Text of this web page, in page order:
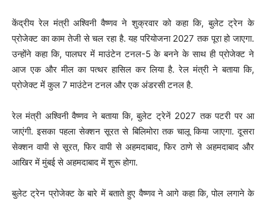
केंद्रीय रेल मंत्री अश्विनी वैष्णव ने शुक्रवार को कहा कि, बुलेट ट्रेन के
प्रोजेक्ट का काम तेजी से चल रहा है. यह परियोजना 2027 तक पूरा हो जाएगा.
उन्होंने कहा कि, पालघर में माउंटेन टनल-5 के बनने के साथ ही प्रोजेक्ट ने
आज एक और मील का पत्थर हासिल कर लिया है. रेल मंत्री ने बताया कि,
प्रोजेक्ट में कुल 7 माउंटेन टनल और एक अंडरसी टनल है.
रेल मंत्री अश्विनी वैष्णव ने बताया कि, बुलेट ट्रेनें 2027 तक पटरी पर आ
जाएंगी. इसका पहला सेक्शन सूरत से बिलिमोरा तक चालू किया जाएगा. दूसरा
सेक्शन वापी से सूरत, फिर वापी से अहमदाबाद, फिर ठाणे से अहमदाबाद और
आखिर में मुंबई से अहमदाबाद में शुरू होगा.
बुलेट ट्रेन प्रोजेक्ट के बारे में बताते हुए वैष्णव ने आगे कहा कि, पोल लगाने के